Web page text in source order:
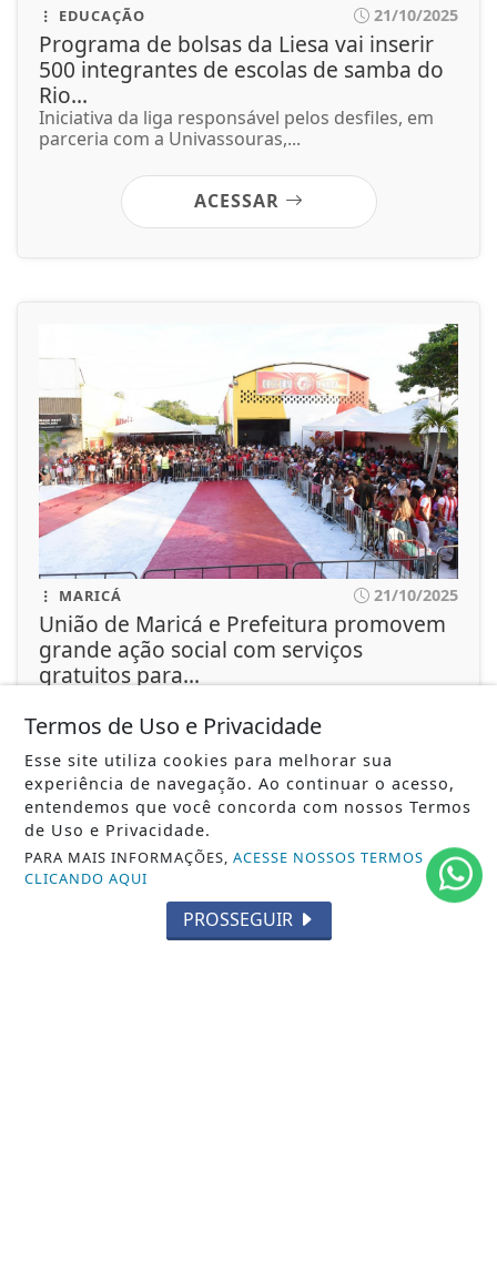
EDUCAÇÃO 21/10/2025
Programa de bolsas da Liesa vai inserir
500 integrantes de escolas de samba do
Rio...
Iniciativa da liga responsável pelos desfiles, em
parceria com a Univassouras,...
ACESSAR
MARICÁ 21/10/2025
União de Maricá e Prefeitura promovem
grande ação social com serviços
gratuitos para...
escola, e oferecerá atendimentos...
ACESSAR
FERAS DO SAMBANAS REDES SOCIAIS
Termos de Uso e Privacidade
Esse site utiliza cookies para melhorar sua
experiência de navegação. Ao continuar o acesso,
entendemos que você concorda com nossos Termos
de Uso e Privacidade.
PARA MAIS INFORMAÇÕES,ACESSE NOSSOS TERMOS
CLICANDO AQUI
PROSSEGUIR